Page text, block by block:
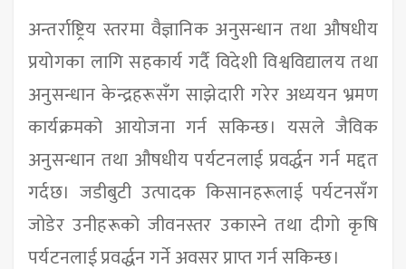
अन्तर्राष्ट्रिय स्तरमा वैज्ञानिक अनुसन्धान तथा औषधीय
प्रयोगका लागि सहकार्य गर्दै विदेशी विश्वविद्यालय तथा
अनुसन्धान केन्द्रहरूसँग साझेदारी गरेर अध्ययन भ्रमण
कार्यक्रमको आयोजना गर्न सकिन्छ। यसले जैविक
अनुसन्धान तथा औषधीय पर्यटनलाई प्रवर्द्धन गर्न मद्दत
गर्दछ। जडीबुटी उत्पादक किसानहरूलाई पर्यटनसँग
जोडेर उनीहरूको जीवनस्तर उकास्ने तथा दीगो कृषि
पर्यटनलाई प्रवर्द्धन गर्ने अवसर प्राप्त गर्न सकिन्छ।